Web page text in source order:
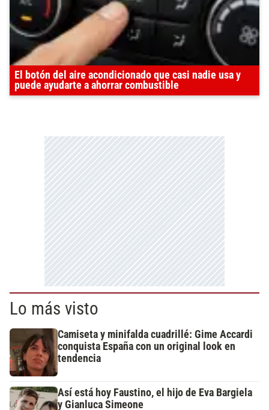
El botón del aire acondicionado que casi nadie usa y
puede ayudarte a ahorrar combustible
Lo más visto
Camiseta y minifalda cuadrillé: Gime Accardi
conquista España con un original look en
tendencia
Así está hoy Faustino, el hijo de Eva Bargiela
y Gianluca Simeone